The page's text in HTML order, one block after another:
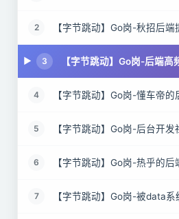
2 【字节跳动】Go岗-秋招后端
3 【字节跳动】Go岗-后端高
4 【字节跳动】Go岗-懂车帝的
5 【字节跳动】Go岗-后台开发
6 【字节跳动】Go岗-热乎的
7 【字节跳动】Go岗-被data